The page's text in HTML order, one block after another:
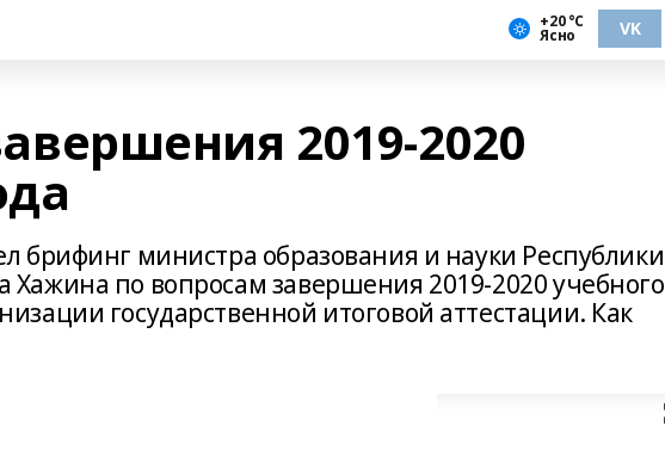
+20 °С
Ясно VK
2019-2020
брифинг министра образования и науки Республики
Хажина по вопросам завершения 2019-2020 учебного
государственной итоговой аттестации. Как